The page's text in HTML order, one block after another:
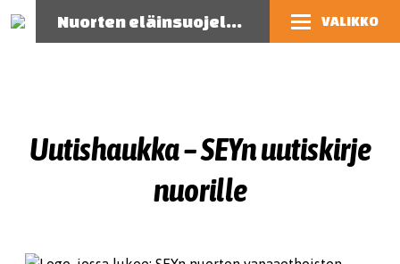
Nuorten eläinsuojelutoiminnan opas VALIKKO
Uutishaukka – SEYn uutiskirje
nuorille